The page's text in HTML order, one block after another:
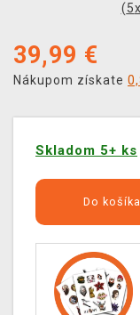
(5
39,99 €
Nákupom získate
Skladom 5+ ks
Do košíka